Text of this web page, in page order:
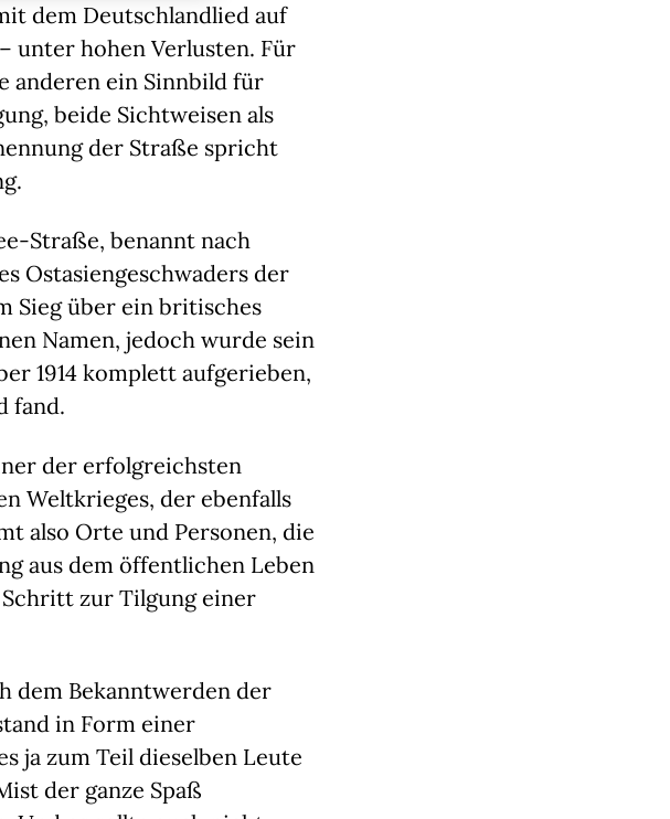
dem Deutschlandlied auf
unter hohen Verlusten. Für
anderen ein Sinnbild für
beide Sichtweisen als
der Straße spricht
Straße, benannt nach
Ostasiengeschwaders der
Sieg über ein britisches
Namen, jedoch wurde sein
1914 komplett aufgerieben,
fand.
der erfolgreichsten
Weltkrieges, der ebenfalls
also Orte und Personen, die
aus dem öffentlichen Leben
zur Tilgung einer
dem Bekanntwerden der
in Form einer
ja zum Teil dieselben Leute
der ganze Spaß